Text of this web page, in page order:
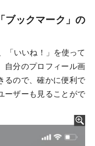
ブックマーク」の
「いいね！」を使って
自分のプロフィール画
るので、確かに便利で
ーザーも見ることがで